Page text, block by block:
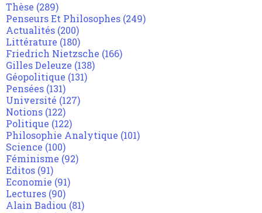
Thèse (289)
Penseurs Et Philosophes (249)
Actualités (200)
Littérature (180)
Friedrich Nietzsche (166)
Gilles Deleuze (138)
Géopolitique (131)
Pensées (131)
Université (127)
Notions (122)
Politique (122)
Philosophie Analytique (101)
Science (100)
Féminisme (92)
Editos (91)
Economie (91)
Lectures (90)
Alain Badiou (81)